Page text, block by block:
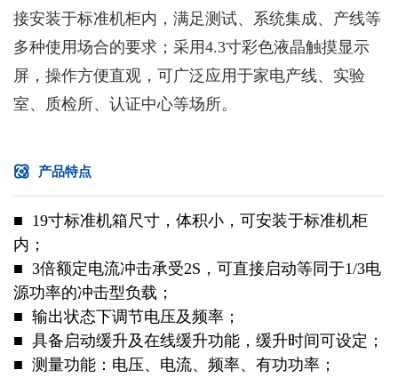
接安装于标准机柜内，满足测试、系统集成、产线等
多种使用场合的要求；采用4.3寸彩色液晶触摸显示
屏，操作方便直观，可广泛应用于家电产线、实验
室、质检所、认证中心等场所。
产品特点
■ 19寸标准机箱尺寸，体积小，可安装于标准机柜
内；
■ 3倍额定电流冲击承受2S，可直接启动等同于1/3电
源功率的冲击型负载；
■ 输出状态下调节电压及频率；
■ 具备启动缓升及在线缓升功能，缓升时间可设定；
■ 测量功能：电压、电流、频率、有功功率；